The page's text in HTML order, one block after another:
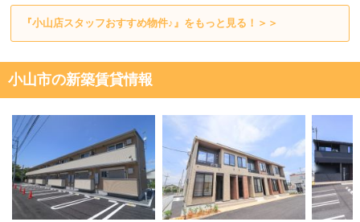
『小山店スタッフおすすめ物件♪』をもっと見る！＞＞
小山市の新築賃貸情報